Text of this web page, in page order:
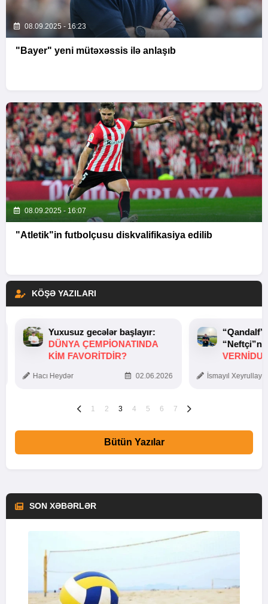
08.09.2025 - 16:23
"Bayer" yeni mütəxəssis ilə anlaşıb
08.09.2025 - 16:07
"Atletik"in futbolçusu diskvalifikasiya edilib
KÖŞƏ YAZILARI
Yuxusuz gecələr başlayır:
DÜNYA ÇEMPIONATINDA
KIM FAVORITDIR?
Hacı Heydər 02.06.2026 İsmayıl
1 2 3 4 5 6 7
Bütün Yazılar
SON XƏBƏRLƏR